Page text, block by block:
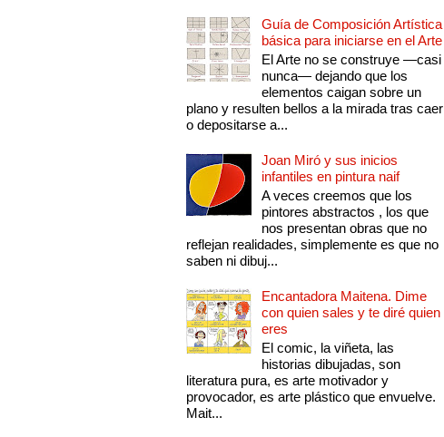
Guía de Composición Artística
básica para iniciarse en el Arte
El Arte no se construye —casi
nunca— dejando que los
elementos caigan sobre un
plano y resulten bellos a la mirada tras caer
o depositarse a...
Joan Miró y sus inicios
infantiles en pintura naif
A veces creemos que los
pintores abstractos , los que
nos presentan obras que no
reflejan realidades, simplemente es que no
saben ni dibuj...
Encantadora Maitena. Dime
con quien sales y te diré quien
eres
El comic, la viñeta, las
historias dibujadas, son
literatura pura, es arte motivador y
provocador, es arte plástico que envuelve.
Mait...